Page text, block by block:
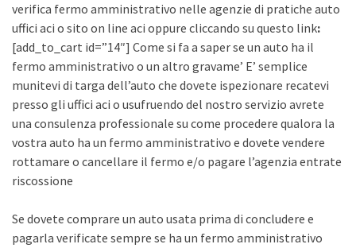
verifica fermo amministrativo nelle agenzie di pratiche auto
uffici aci o sito on line aci oppure cliccando su questo link:
[add_to_cart id=”14″] Come si fa a saper se un auto ha il
fermo amministrativo o un altro gravame’ E’ semplice
munitevi di targa dell’auto che dovete ispezionare recatevi
presso gli uffici aci o usufruendo del nostro servizio avrete
una consulenza professionale su come procedere qualora la
vostra auto ha un fermo amministrativo e dovete vendere
rottamare o cancellare il fermo e/o pagare l’agenzia entrate
riscossione
Se dovete comprare un auto usata prima di concludere e
pagarla verificate sempre se ha un fermo amministrativo